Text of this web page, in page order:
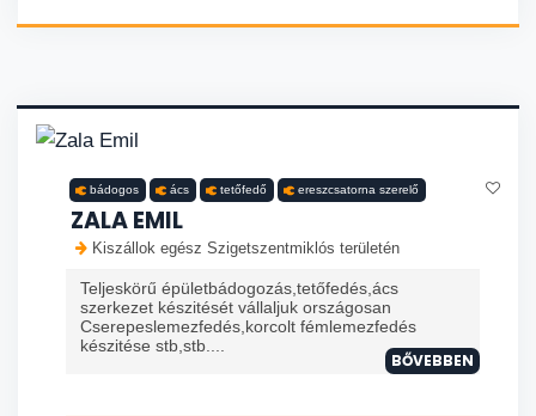
bádogos ács tetőfedő ereszcsatorna szerelő
ZALA EMIL
Kiszállok egész Szigetszentmiklós területén
Teljeskörű épületbádogozás,tetőfedés,ács
szerkezet készitését vállaljuk országosan
Cserepeslemezfedés,korcolt fémlemezfedés
készitése stb,stb....
BŐVEBBEN